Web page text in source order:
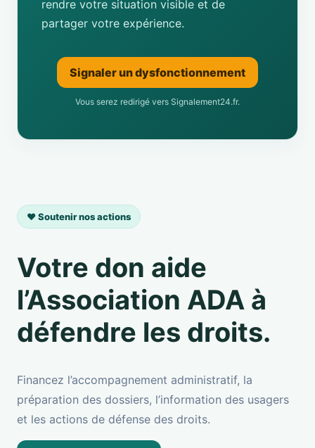
rendre votre situation visible et de
partager votre expérience.
Signaler un dysfonctionnement
Vous serez redirigé vers Signalement24.fr.
❤️ Soutenir nos actions
Votre don aide
l’Association ADA à
défendre les droits.
Financez l’accompagnement administratif, la
préparation des dossiers, l’information des usagers
et les actions de défense des droits.